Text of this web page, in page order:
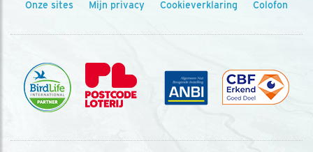
Onze sites Mijn privacy Cookieverklaring Colofon